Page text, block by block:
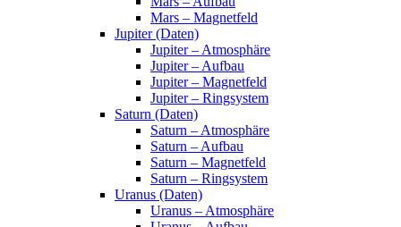
Mars – Magnetfeld
Jupiter (Daten)
Jupiter – Atmosphäre
Jupiter – Aufbau
Jupiter – Magnetfeld
Jupiter – Ringsystem
Saturn (Daten)
Saturn – Atmosphäre
Saturn – Aufbau
Saturn – Magnetfeld
Saturn – Ringsystem
Uranus (Daten)
Uranus – Atmosphäre